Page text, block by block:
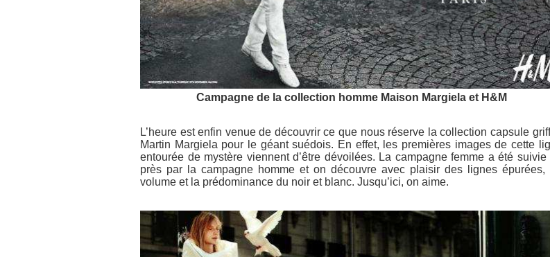
Campagne de la collection homme Maison Margiela et H&M
L’heure est enfin venue de découvrir ce que nous réserve la collection capsule
Martin Margiela pour le géant suédois. En effet, les premières images de cette
entourée de mystère viennent d’être dévoilées. La campagne femme a été suivie
près par la campagne homme et on découvre avec plaisir des lignes épurées,
volume et la prédominance du noir et blanc. Jusqu’ici, on aime.